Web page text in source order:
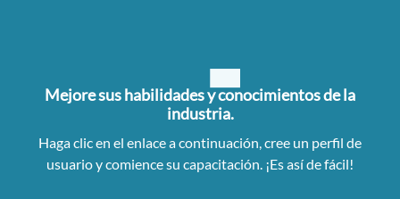
Mejore sus habilidades y conocimientos de la
industria.
Haga clic en el enlace a continuación, cree un perfil de
usuario y comience su capacitación. ¡Es así de fácil!